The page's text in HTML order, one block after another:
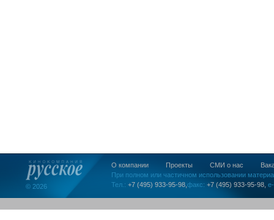
© 2026
О компании Проекты СМИ о нас
При полном или частичном использовании
Тел.: +7 (495) 933-95-98, факс: +7 (495) 933-95-98,